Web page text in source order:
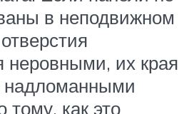
в неподвижном
неровными, их края
надломанными
тому, как это